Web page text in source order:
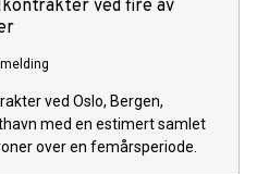
ved fire av
ved Oslo, Bergen,
med en estimert samlet
over en femårsperiode.